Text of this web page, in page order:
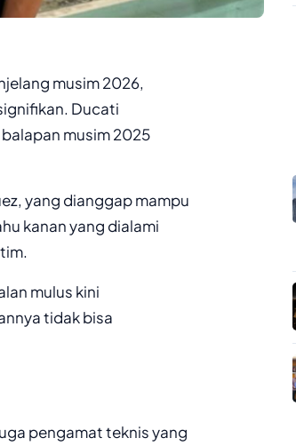
musim 2026,
Ducati
musim 2025
yang dianggap mampu
kanan yang dialami
mulus kini
tidak bisa
pengamat teknis yang